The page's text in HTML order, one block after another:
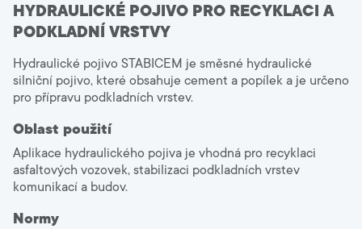
HYDRAULICKÉ POJIVO PRO RECYKLACI A
PODKLADNÍ VRSTVY
Hydraulické pojivo STABICEM je směsné hydraulické
silniční pojivo, které obsahuje cement a popílek a je určeno
pro přípravu podkladních vrstev.
Oblast použití
Aplikace hydraulického pojiva je vhodná pro recyklaci
asfaltových vozovek, stabilizaci podkladních vrstev
komunikací a budov.
Normy